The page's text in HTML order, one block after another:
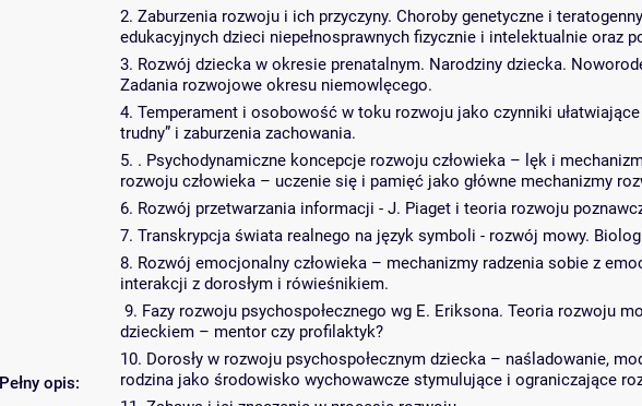
Pełny opis:
2. Zaburzenia rozwoju i ich przyczyny. Choroby genetyczne i
edukacyjnych dzieci niepełnosprawnych fizycznie i intelektualnie
3. Rozwój dziecka w okresie prenatalnym. Narodziny dziecka.
Zadania rozwojowe okresu niemowlęcego.
4. Temperament i osobowość w toku rozwoju jako czynniki
trudny” i zaburzenia zachowania.
5. . Psychodynamiczne koncepcje rozwoju człowieka – lęk i
rozwoju człowieka – uczenie się i pamięć jako główne mechanizmy
6. Rozwój przetwarzania informacji - J. Piaget i teoria rozwoju
7. Transkrypcja świata realnego na język symboli - rozwój mowy.
8. Rozwój emocjonalny człowieka – mechanizmy radzenia sobie z
interakcji z dorosłym i rówieśnikiem.
9. Fazy rozwoju psychospołecznego wg E. Eriksona. Teoria rozwoju
dzieckiem – mentor czy profilaktyk?
10. Dorosły w rozwoju psychospołecznym dziecka – naśladowanie,
rodzina jako środowisko wychowawcze stymulujące i ograniczające